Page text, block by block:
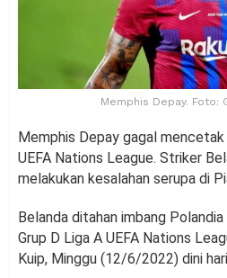
Memphis Depay. Foto:
Memphis Depay gagal
UEFA Nations League. Striker
melakukan kesalahan serupa di
Belanda ditahan imbang
Grup D Liga A UEFA Nations
Kuip, Minggu (12/6/2022) dini